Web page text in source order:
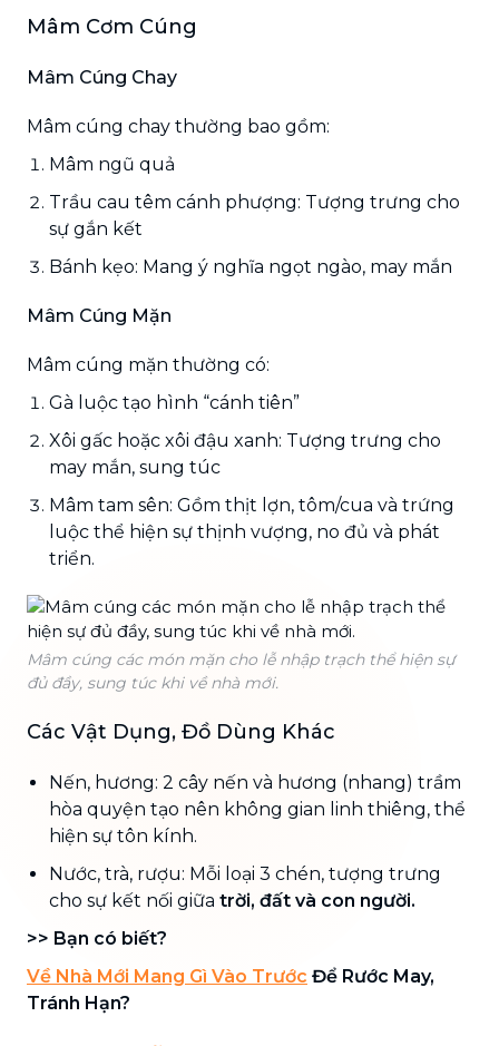
Mâm Cơm Cúng
Mâm Cúng Chay
Mâm cúng chay thường bao gồm:
Mâm ngũ quả
Trầu cau têm cánh phượng: Tượng trưng cho
sự gắn kết
Bánh kẹo: Mang ý nghĩa ngọt ngào, may mắn
Mâm Cúng Mặn
Mâm cúng mặn thường có:
Gà luộc tạo hình “cánh tiên”
Xôi gấc hoặc xôi đậu xanh: Tượng trưng cho
may mắn, sung túc
Mâm tam sên: Gồm thịt lợn, tôm/cua và trứng
luộc thể hiện sự thịnh vượng, no đủ và phát
triển.
Mâm cúng các món mặn cho lễ nhập trạch thể hiện sự
đủ đầy, sung túc khi về nhà mới.
Các Vật Dụng, Đồ Dùng Khác
Nến, hương: 2 cây nến và hương (nhang) trầm
hòa quyện tạo nên không gian linh thiêng, thể
hiện sự tôn kính.
Nước, trà, rượu: Mỗi loại 3 chén, tượng trưng
cho sự kết nối giữa trời, đất và con người.
>> Bạn có biết?
Về Nhà Mới Mang Gì Vào Trước Để Rước May,
Tránh Hạn?